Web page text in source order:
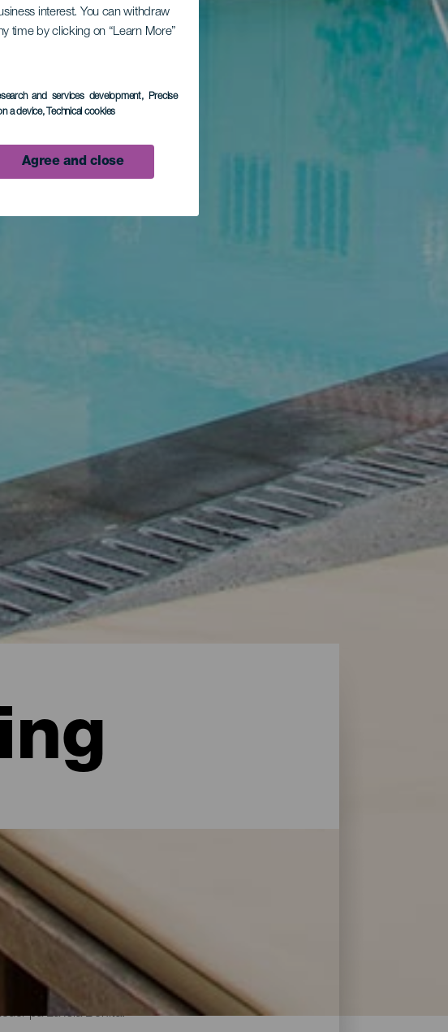
interest. You can withdraw
time by clicking on “Learn More”
and services development, Precise
a device, Technical cookies
Agree and close
og med alle former for service og pleje: La Palma har
for at genoplade batterierne efter en dag på
på La Isla Bonita.